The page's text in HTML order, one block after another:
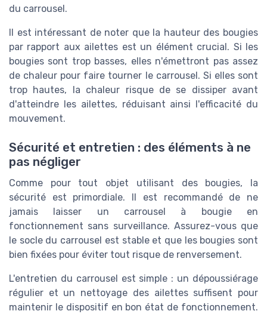
du carrousel.
Il est intéressant de noter que la hauteur des bougies
par rapport aux ailettes est un élément crucial. Si les
bougies sont trop basses, elles n'émettront pas assez
de chaleur pour faire tourner le carrousel. Si elles sont
trop hautes, la chaleur risque de se dissiper avant
d'atteindre les ailettes, réduisant ainsi l'efficacité du
mouvement.
Sécurité et entretien : des éléments à ne
pas négliger
Comme pour tout objet utilisant des bougies, la
sécurité est primordiale. Il est recommandé de ne
jamais laisser un carrousel à bougie en
fonctionnement sans surveillance. Assurez-vous que
le socle du carrousel est stable et que les bougies sont
bien fixées pour éviter tout risque de renversement.
L'entretien du carrousel est simple : un dépoussiérage
régulier et un nettoyage des ailettes suffisent pour
maintenir le dispositif en bon état de fonctionnement.